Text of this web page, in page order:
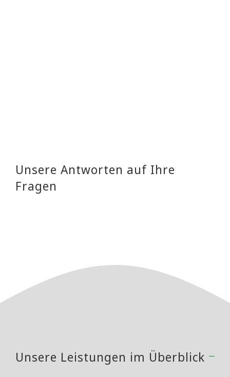
Unsere Antworten auf Ihre
Fragen
Unsere Leistungen im Überblick